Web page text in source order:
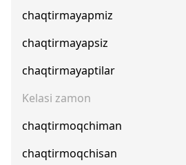
chaqtirmayapmiz
chaqtirmayapsiz
chaqtirmayaptilar
Kelasi zamon
chaqtirmoqchiman
chaqtirmoqchisan